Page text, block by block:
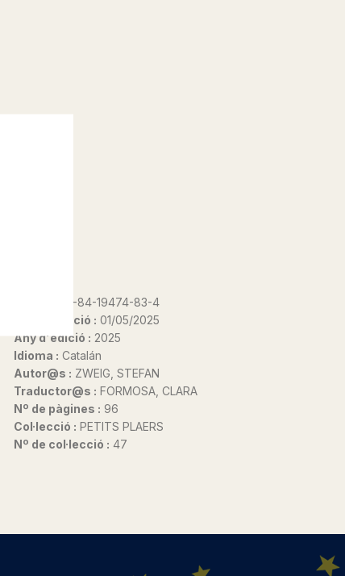
978-84-19474-83-4
Data d'edició : 01/05/2025
Any d'edició : 2025
Idioma : Catalán
Autor@s : ZWEIG, STEFAN
Traductor@s : FORMOSA, CLARA
Nº de pàgines : 96
Col·lecció : PETITS PLAERS
Nº de col·lecció : 47